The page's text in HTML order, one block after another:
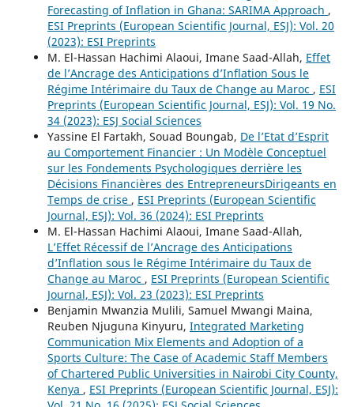
Forecasting of Inflation in Ghana: SARIMA Approach ,
ESI Preprints (European Scientific Journal, ESJ): Vol. 20
(2023): ESI Preprints
M. El-Hassan Hachimi Alaoui, Imane Saad-Allah, Effet
de l’Ancrage des Anticipations d’Inflation Sous le
Régime Intérimaire du Taux de Change au Maroc , ESI
Preprints (European Scientific Journal, ESJ): Vol. 19 No.
34 (2023): ESJ Social Sciences
Yassine El Fartakh, Souad Boungab, De l’Etat d’Esprit
au Comportement Financier : Un Modèle Conceptuel
sur les Fondements Psychologiques derrière les
Décisions Financières des EntrepreneursDirigeants en
Temps de crise , ESI Preprints (European Scientific
Journal, ESJ): Vol. 36 (2024): ESI Preprints
M. El-Hassan Hachimi Alaoui, Imane Saad-Allah,
L’Effet Récessif de l’Ancrage des Anticipations
d’Inflation sous le Régime Intérimaire du Taux de
Change au Maroc , ESI Preprints (European Scientific
Journal, ESJ): Vol. 23 (2023): ESI Preprints
Benjamin Mwanzia Mulili, Samuel Mwangi Maina,
Reuben Njuguna Kinyuru, Integrated Marketing
Communication Mix Elements and Adoption of a
Sports Culture: The Case of Academic Staff Members
of Chartered Public Universities in Nairobi City County,
Kenya , ESI Preprints (European Scientific Journal, ESJ):